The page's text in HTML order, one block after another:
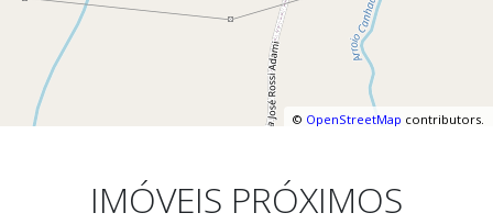
© OpenStreetMap contributors.
IMÓVEIS PRÓXIMOS